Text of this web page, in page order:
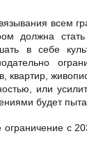
всем
должна
в себе
квартир,
или
будет
ограничение с